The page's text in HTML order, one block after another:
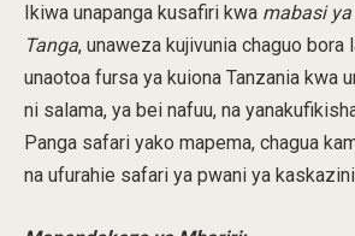
Ikiwa unapanga kusafiri kwa mabasi
Tanga, unaweza kujivunia chaguo bora
unaotoa fursa ya kuiona Tanzania kwa
ni salama, ya bei nafuu, na
Panga safari yako mapema, chagua
na ufurahie safari ya pwani ya